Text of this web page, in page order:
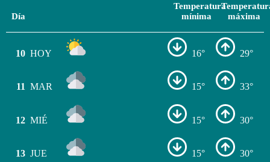
Día
Temperatura
mínima
máxima
10 HOY 16° 29°
11 MAR 15° 33°
12 MIÉ 15° 30°
13 JUE 15° 30°